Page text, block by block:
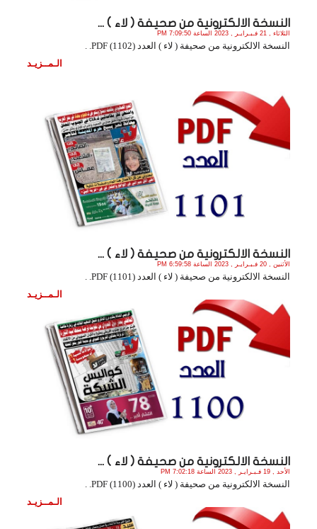
النسخة الالكترونية من صحيفة ( لاء ) ...
الثلاثاء , 21 فـبـرايـر , 2023 الساعة 7:09:50 PM
النسخة الالكترونية من صحيفة ( لاء ) العدد (1102) PDF. .
الـمــزيـد
النسخة الالكترونية من صحيفة ( لاء ) ...
الأثنين , 20 فـبـرايـر , 2023 الساعة 6:59:58 PM
النسخة الالكترونية من صحيفة ( لاء ) العدد (1101) PDF. .
الـمــزيـد
النسخة الالكترونية من صحيفة ( لاء ) ...
الأحد , 19 فـبـرايـر , 2023 الساعة 7:02:18 PM
النسخة الالكترونية من صحيفة ( لاء ) العدد (1100) PDF. .
الـمــزيـد